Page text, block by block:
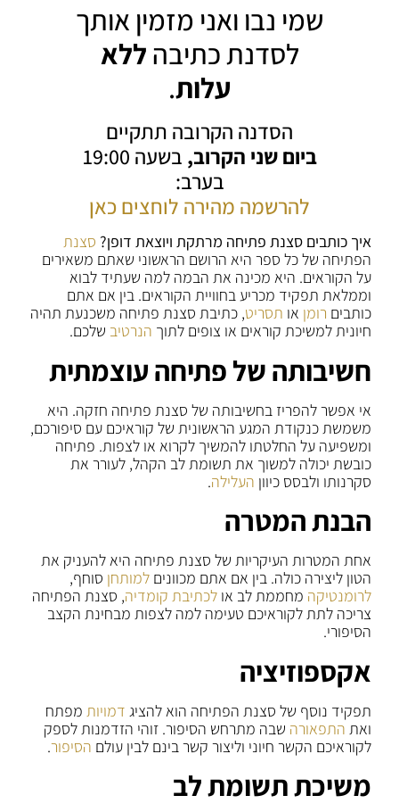
שמי נבו ואני מזמין אותך
לסדנת כתיבהללא
עלות.
הסדנה הקרובה תתקיים
ביום שני הקרוב,
בשעה 19:00
בערב:
להרשמה מהירה לוחצים כאן
איך כותבים סצנת פתיחה מרתקת ויוצאת דופן? סצנת
הפתיחה של כל ספר היא הרושם הראשוני שאתם משאירים
על הקוראים. היא מכינה את הבמה למה שעתיד לבוא
וממלאת תפקיד מכריע בחוויית הקוראים. בין אם אתם
כותבים רומן או תסריט, כתיבת סצנת פתיחה משכנעת תהיה
חיונית למשיכת קוראים או צופים לתוך הנרטיב שלכם.
חשיבותה של פתיחה עוצמתית
אי אפשר להפריז בחשיבותה של סצנת פתיחה חזקה. היא
משמשת כנקודת המגע הראשונית של קוראיכם עם סיפורכם,
ומשפיעה על החלטתו להמשיך לקרוא או לצפות. פתיחה
כובשת יכולה למשוך את תשומת לב הקהל, לעורר את
סקרנותו ולבסס כיוון העלילה.
הבנת המטרה
אחת המטרות העיקריות של סצנת פתיחה היא להעניק את
הטון ליצירה כולה. בין אם אתם מכווניםלמותחן סוחף,
לרומנטיקה מחממת לב אולכתיבת קומדיה, סצנת הפתיחה
צריכה לתת לקוראיכם טעימה למה לצפות מבחינת הקצב
הסיפורי.
אקספוזיציה
תפקיד נוסף של סצנת הפתיחה הוא להציג דמויות מפתח
ואת התפאורה שבה מתרחש הסיפור. זוהי הזדמנות לספק
לקוראיכם הקשר חיוני וליצור קשר בינם לבין עולם הסיפור.
משיכת תשומת לב